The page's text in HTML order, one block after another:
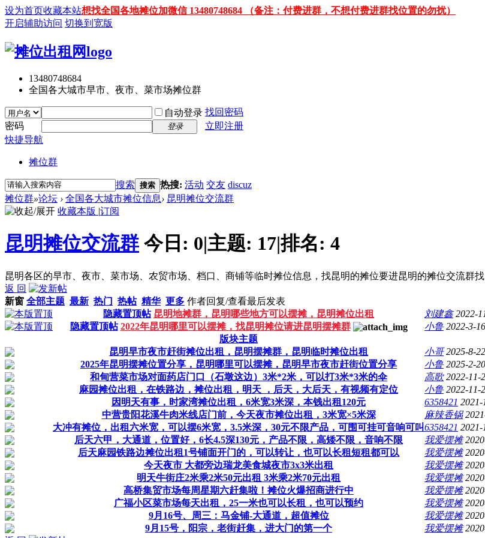
设为首页收藏本站想找全国各地摊位加微信 13480748684 （备注：付费进群，不想付费进群找位置的勿扰）
开启辅助访问 切换到宽版
13480748684
全国各大城市早市、夜市、菜市场摊位群
自动登录 找回密码
密码
登录
立即注册
快捷导航
摊位群
搜索 搜索 热搜: 活动 交友 discuz
摊位群»论坛 › 全国各大城市摊位信息› 昆明摊位交流群
收藏本版 |订阅
昆明摊位交流群 今日: 0|主题: 17|排名: 4
昆明各区的早市、夜市、菜市场、农贸市场、档口、商铺等临时摊位信息，找昆明的摊位要进昆明的摊位交流群
返 回
新窗 全部主题 最新 热门 热帖 精华 更多 作者回复/查看最后发表
隐藏置顶帖 昆明地摊群，昆明哪些地方可以摆摊，昆明摊位出租 刘建鑫 2022-
隐藏置顶帖 2022年昆明哪里可以摆摊，找昆明摊位请进昆明摆摊群 小鲁 2022-3-16
版块主题
昆明早市夜市赶街摊位出租，昆明摆摊群，昆明临时摊位出租
小哥 2025-8-22
2025年昆明摆摊位置分享，昆明哪里可以摆摊，昆明早市夜市赶街位置分享
小鲁 2025-2-20
和甸营菜市场对面药店门口（石墩这边）3米*2米，可以打3米*3米的伞
高歌 2022-11-
麻园摊位出租，在铁路边，摊位出租，明天 ，后天，大后天，有视频有定位
小鲁 2022-11-
因明天有事，时家湾摊位出租，6米宽3米深，本钱出租120元
6358421 2021-
中营贵阳花溪牛肉米线店门前，今天夜市摊位出租，3米宽×5米深
麻辣香锅
大冲有摊位，出租六米宽，可以摆6米宽，3.5米深，30元不限产品，可围可挂可音响可叫6358421 2021-
后天六甲，大通道，位置好，6长4.5深130元，产品不限，高矮不限，音响不限
我爱摆摊
后天麻园铁路边摊位出租1号铺面开门的，可以转让，也可以长租短租都可以
我爱摆摊
今天夜市 大都旁边瑞龙美食城夜市3x3米出租
我爱摆摊
明天牛街庄2米乘2米50元出租 3米乘2米70元出租
我爱摆摊
高桥集贸市场每周星期六赶集啦！摊位火爆招商进行中
我爱摆摊
广福小区菜市场每天出租，25一米也可以长租，也可以预约
我爱摆摊
9月16号、周三：马金铺-大通道，超值摊位
我爱摆摊
9月15号，阳宗，老街赶集，进大门的第一个
我爱摆摊